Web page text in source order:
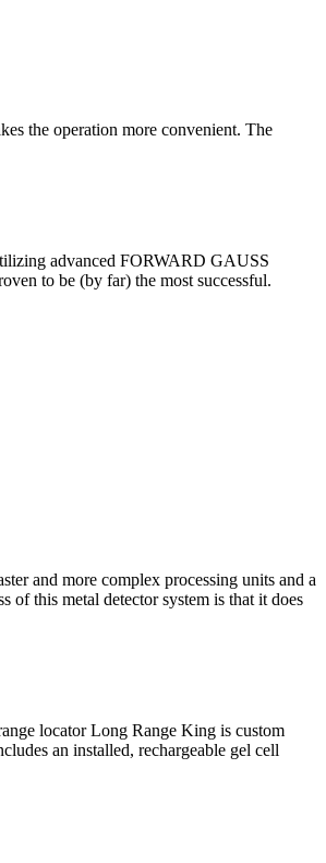
the operation more convenient. The
advanced FORWARD GAUSS
to be (by far) the most successful.
and more complex processing units and a
of this metal detector system is that it does
locator Long Range King is custom
an installed, rechargeable gel cell